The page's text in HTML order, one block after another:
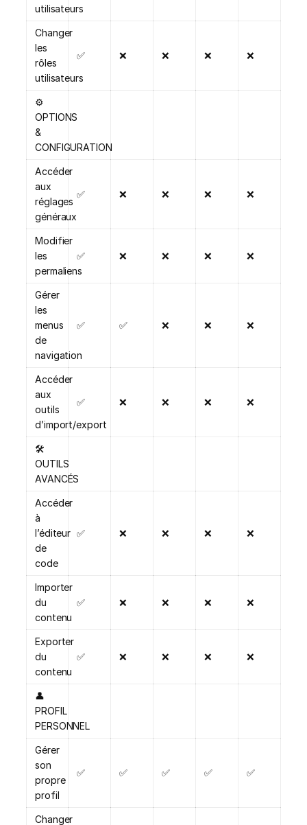
utilisateurs
Changer
les
rôles
utilisateurs
✅ ❌ ❌ ❌ ❌
⚙️
OPTIONS
&
CONFIGURATION
Accéder
aux
réglages
généraux
✅ ❌ ❌ ❌ ❌
Modifier
les
permaliens
✅ ❌ ❌ ❌ ❌
Gérer
les
menus
de
navigation
✅ ✅ ❌ ❌ ❌
Accéder
aux
outils
d’import/export
✅ ❌ ❌ ❌ ❌
🛠️
OUTILS
AVANCÉS
Accéder
à
l’éditeur
de
code
✅ ❌ ❌ ❌ ❌
Importer
du
contenu
✅ ❌ ❌ ❌ ❌
Exporter
du
contenu
✅ ❌ ❌ ❌ ❌
👤
PROFIL
PERSONNEL
Gérer
son
propre
profil
✅ ✅ ✅ ✅ ✅
Changer